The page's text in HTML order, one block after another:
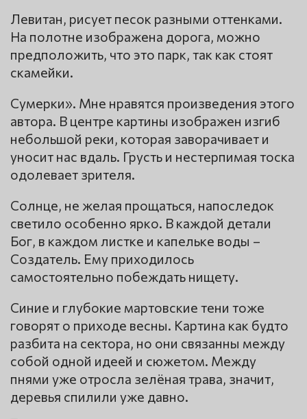
Левитан, рисует песок разными оттенками.
На полотне изображена дорога, можно
предположить, что это парк, так как стоят
скамейки.
Сумерки». Мне нравятся произведения этого
автора. В центре картины изображен изгиб
небольшой реки, которая заворачивает и
уносит нас вдаль. Грусть и нестерпимая тоска
одолевает зрителя.
Солнце, не желая прощаться, напоследок
светило особенно ярко. В каждой детали
Бог, в каждом листке и капельке воды –
Создатель. Ему приходилось
самостоятельно побеждать нищету.
Синие и глубокие мартовские тени тоже
говорят о приходе весны. Картина как будто
разбита на сектора, но они связанны между
собой одной идеей и сюжетом. Между
пнями уже отросла зелёная трава, значит,
деревья спилили уже давно.